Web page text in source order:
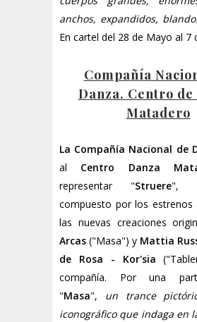
anchos, expandidos,
En cartel del 28 de Mayo al 7
Compañía
Danza. Centro de
Matadero
La Compañía Nacional de
al Centro Danza
representar "Struere",
compuesto por los estrenos
las nuevas creaciones
Arcas ("Masa") y Mattia
de Rosa - Kor'sia
compañía. Por una
"Masa", un trance
iconográfico que indaga en